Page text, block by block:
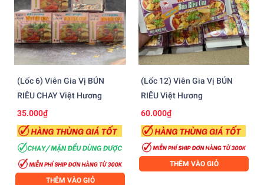
(Lốc 6) Viên Gia Vị BÚN
RIÊU CHAY Việt Hương
35.000₫
THÊM VÀO GIỎ
(Lốc 12) Viên Gia Vị BÚN
RIÊU Việt Hương
60.000₫
THÊM VÀO GIỎ